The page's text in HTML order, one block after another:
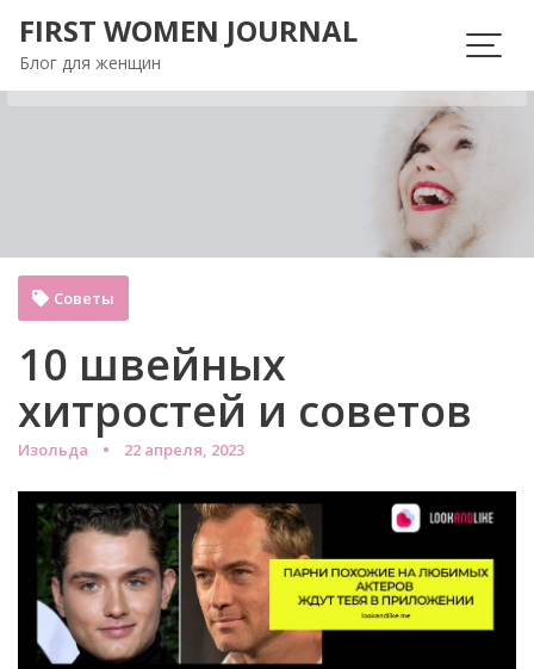
содержимому
FIRST WOMEN JOURNAL
Блог для женщин
10 швейных
хитростей и советов
Изольда 22 апреля, 2023
Советы